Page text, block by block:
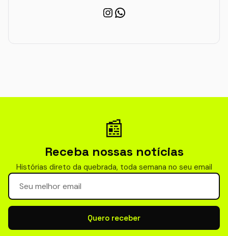
Instagram
WhatsApp
📰
Receba nossas notícias
Histórias direto da quebrada, toda semana no seu email
Seu email para newsletter
Quero receber